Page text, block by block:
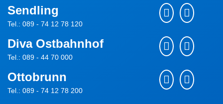
Sendling
Tel.: 089 - 74 12 78 120
Diva Ostbahnhof
Tel.: 089 - 44 70 000
Ottobrunn
Tel.: 089 - 74 12 78 200